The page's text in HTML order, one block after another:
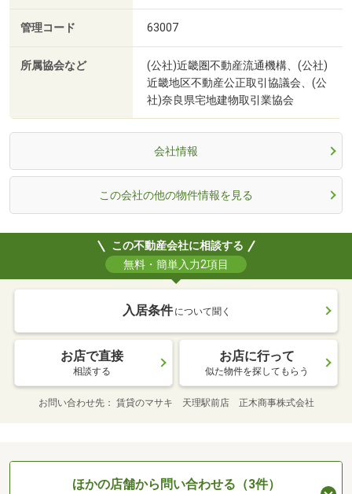
管理コード 63007
所属協会など
(公社)近畿圏不動産流通機構、(公社)
近畿地区不動産公正取引協議会、(公
社)奈良県宅地建物取引業協会
会社情報
この会社の他の物件情報を見る
この不動産会社に相談する
無料・簡単入力2項目
入居条件 について聞く
お店で直接
相談する
お店に行って
似た物件を探してもらう
お問い合わせ先 賃貸のマサキ 天理駅前店 正木商事株式会社
ほかの店舗から問い合わせる（3件）